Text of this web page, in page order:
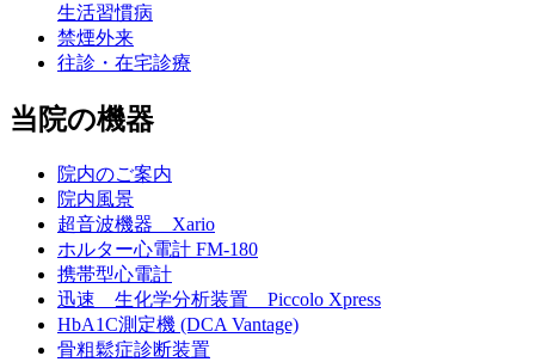
生活習慣病
禁煙外来
往診・在宅診療
当院の機器
院内のご案内
院内風景
超音波機器 Xario
ホルター心電計 FM-180
携帯型心電計
迅速 生化学分析装置 Piccolo Xpress
HbA1C測定機 (DCA Vantage)
骨粗鬆症診断装置